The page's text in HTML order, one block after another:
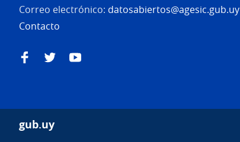
Correo electrónico: datosabiertos@agesic.gub.uy
Contacto
FacebookTwitterYouTube
gub.uy